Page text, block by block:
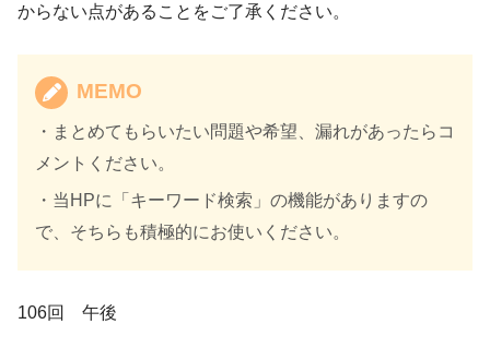
からない点があることをご了承ください。
MEMO
・まとめてもらいたい問題や希望、漏れがあったらコ
メントください。
・当HPに「キーワード検索」の機能がありますの
で、そちらも積極的にお使いください。
106回 午後